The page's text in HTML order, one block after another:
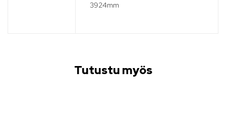
3924mm
Tutustu myös